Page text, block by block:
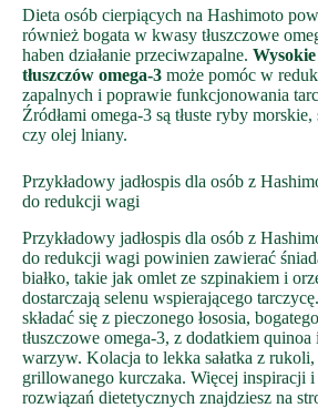
Dieta osób cierpiących na Hashimoto
również bogata w kwasy tłuszczowe
haben działanie przeciwzapalne.
tłuszczów omega-3 może pomóc w
zapalnych i poprawie funkcjonowania
Źródłami omega-3 są tłuste ryby
czy olej lniany.
Przykładowy jadłospis dla osób z
do redukcji wagi
Przykładowy jadłospis dla osób z
do redukcji wagi powinien zawierać
białko, takie jak omlet ze szpinakiem i
dostarczają selenu wspierającego
składać się z pieczonego łososia,
tłuszczowe omega-3, z dodatkiem
warzyw. Kolacja to lekka sałatka z
grillowanego kurczaka. Więcej inspiracji
rozwiązań dietetycznych znajdziesz na